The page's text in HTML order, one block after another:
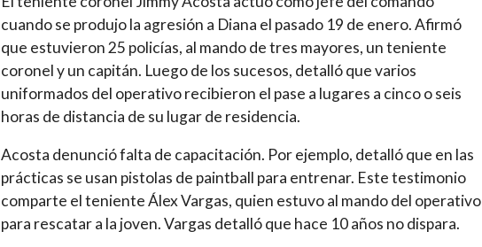
cuando se produjo la agresión a Diana el pasado 19 de enero. Afirmó
que estuvieron 25 policías, al mando de tres mayores, un teniente
coronel y un capitán. Luego de los sucesos, detalló que varios
uniformados del operativo recibieron el pase a lugares a cinco o seis
horas de distancia de su lugar de residencia.
Acosta denunció falta de capacitación. Por ejemplo, detalló que en las
prácticas se usan pistolas de paintball para entrenar. Este testimonio
comparte el teniente Álex Vargas, quien estuvo al mando del operativo
para rescatar a la joven. Vargas detalló que hace 10 años no dispara.